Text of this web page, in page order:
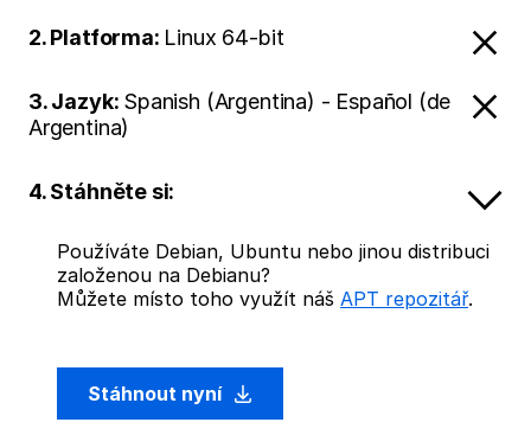
2. Platforma: Linux 64-bit
3. Jazyk: Spanish (Argentina) - Español (de
Argentina)
4. Stáhněte si:
Používáte Debian, Ubuntu nebo jinou distribuci
založenou na Debianu?
Můžete místo toho využít náš APT repozitář.
Stáhnout nyní